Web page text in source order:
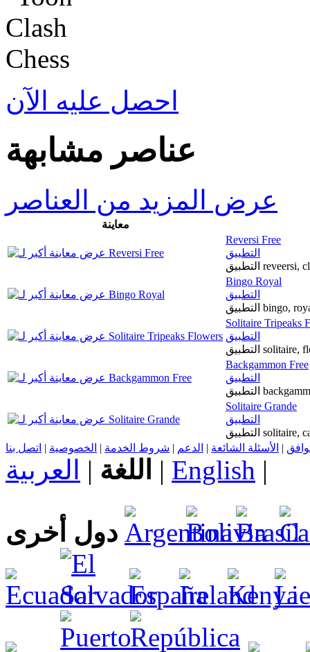
احصل عليه الآن
عناصر مشابهة
عرض المزيد من العناصر
معاينة
Reversi Free
التطبيق
Bingo Royal
التطبيق
Solitaire Tripeaks
التطبيق
Backgammon Free
التطبيق
Solitaire Grande
التطبيق
| الأسئلة الشائعة | الدعم | شروط الخدمة | الخصوصية | اتصل بنا
اللغة | العربية | English |
دول أخرى